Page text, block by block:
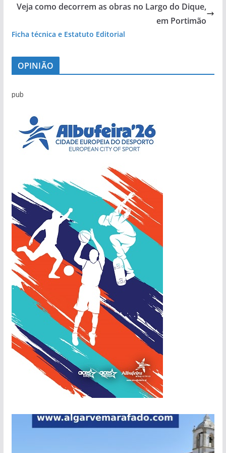
Veja como decorrem as obras no Largo do Dique,
em Portimão
Ficha técnica e Estatuto Editorial
OPINIÃO
pub